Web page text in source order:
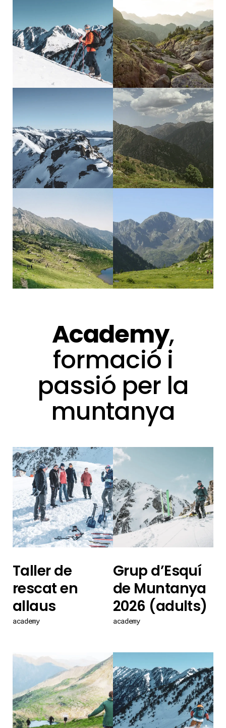
Bateig
d’Esquí de
Muntanya
experience
Mountain
Hiking
Week
experience
Skitouring
Week
experience
El Camí
del Sol
experience
Muntanyes
de Llibertat
experience
La Porta
del Cel
experience
Academy,
formació i
passió per la
muntanya
Taller de
rescat en
allaus
academy
Grup d’Esquí
de Muntanya
2026 (adults)
academy